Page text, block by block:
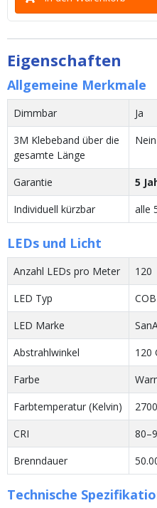
Eigenschaften
Allgemeine Merkmale
Dimmbar
Ja
3M Klebeband über die
gesamte Länge
Nein
Garantie
5
Individuell kürzbar
alle
LEDs und Licht
Anzahl LEDs pro Meter
120
LED Typ
COB
LED Marke
Abstrahlwinkel
120
Farbe
Farbtemperatur (Kelvin)
CRI
Brenndauer
Technische